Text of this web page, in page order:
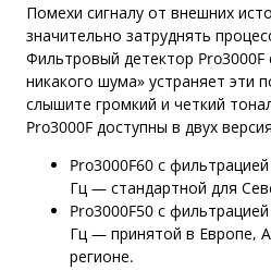
Помехи сигналу от внешних
значительно затруднять
Фильтровый детектор
никакого шума» устраняет эти
слышите громкий и четкий
Pro3000F доступны в двух
Pro3000F60 с
Гц — стандартной для
Pro3000F50 с
Гц — принятой в Европе,
регионе.